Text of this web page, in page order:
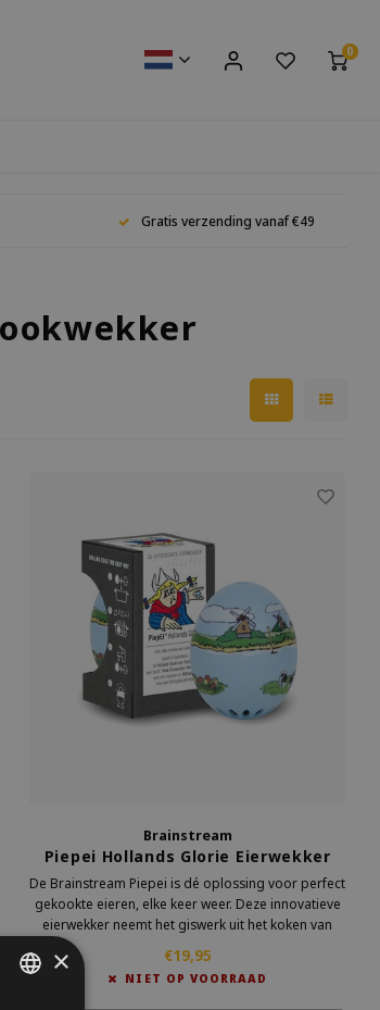
0
Gratis verzending vanaf €49
Brainstream
Piepei Hollands Glorie Eierwekker
De Brainstream Piepei is dé oplossing voor perfect
gekookte eieren, elke keer weer. Deze innovatieve
eierwekker neemt het giswerk uit het koken van
eieren en vervangt het door muziek.
€19,95
NIET OP VOORRAAD
×